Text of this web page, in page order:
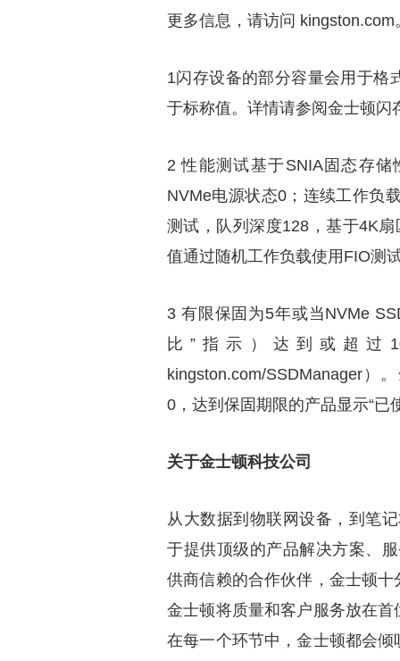
更多信息，请访问 kingston.com
1闪存设备的部分容量会用于格
于标称值。详情请参阅金士顿闪
2 性能测试基于SNIA固态存储
NVMe电源状态0；连续工作负
测试，队列深度128，基于4K
值通过随机工作负载使用FIO测
3 有限保固为5年或当NVMe
比”指示）达到或超过
kingston.com/SSDManager）
0，达到保固期限的产品显示“已
关于金士顿科技公司
从大数据到物联网设备，到笔
于提供顶级的产品解决方案、
供商信赖的合作伙伴，金士顿十
金士顿将质量和客户服务放在首
在每一个环节中，金士顿都会